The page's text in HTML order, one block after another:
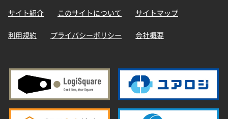
サイト紹介 このサイトについて サイトマップ
利用規約 プライバシーポリシー 会社概要